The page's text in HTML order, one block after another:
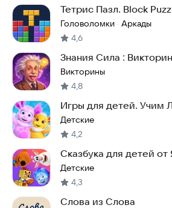
Тетрис Пазл. Block
Головоломки · Аркады
4,6
Знания Сила :
Викторины
4,8
Игры для детей. Учим
Детские
4,2
Сказбука для детей от
Детские
4,3
Слова из Слова